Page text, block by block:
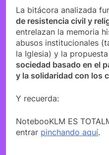
La bitácora analizada
de resistencia civil y
entrelazan la memoria
abusos institucionales
la Iglesia) y la
sociedad basado en el
y la solidaridad con los
Y recuerda:
NotebooKLM ES
entrar pinchando aquí.